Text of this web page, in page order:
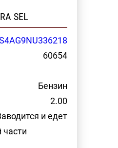
SEL
60654
Бензин
2.00
и едет